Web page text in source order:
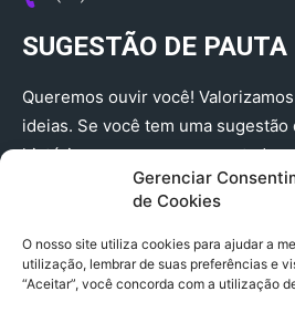
Gerenciar
de Cookies
O nosso site utiliza cookies para ajudar a
utilização, lembrar de suas preferências e
“Aceitar”, você concorda com a utilização
SUGESTÃO DE PAUTA
Queremos ouvir você!
ideias. Se você tem uma sugestão
história que merece ser contada,
(91) 98224 - 3111